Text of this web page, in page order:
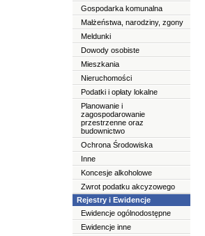
Gospodarka komunalna
Małżeństwa, narodziny, zgony
Meldunki
Dowody osobiste
Mieszkania
Nieruchomości
Podatki i opłaty lokalne
Planowanie i
zagospodarowanie
przestrzenne oraz
budownictwo
Ochrona Środowiska
Inne
Koncesje alkoholowe
Zwrot podatku akcyzowego
Rejestry i Ewidencje
Ewidencje ogólnodostępne
Ewidencje inne